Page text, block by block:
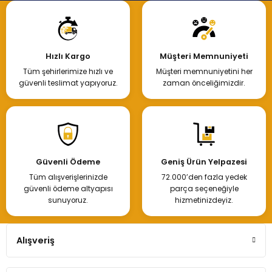
Hızlı Kargo
Tüm şehirlerimize hızlı ve
güvenli teslimat yapıyoruz.
Müşteri Memnuniyeti
Müşteri memnuniyetini her
zaman önceliğimizdir.
Güvenli Ödeme
Tüm alışverişlerinizde
güvenli ödeme altyapısı
sunuyoruz.
Geniş Ürün Yelpazesi
72.000’den fazla yedek
parça seçeneğiyle
hizmetinizdeyiz.
Alışveriş